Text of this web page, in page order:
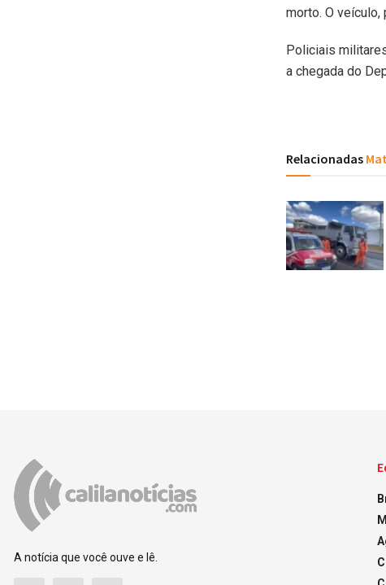
morto. O veículo,
Policiais
a chegada do
Relacionadas
A notícia que você ouve e lê.